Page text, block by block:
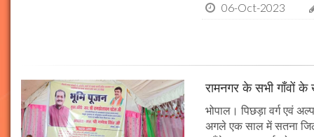
06-Oct-2023
रामनगर के सभी गाँवों
भोपाल। पिछड़ा वर्ग एवं
अगले एक साल में सतना